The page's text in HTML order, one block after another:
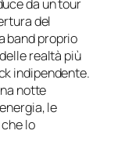
da un tour
del
band proprio
realtà più
indipendente.
notte
le
lo